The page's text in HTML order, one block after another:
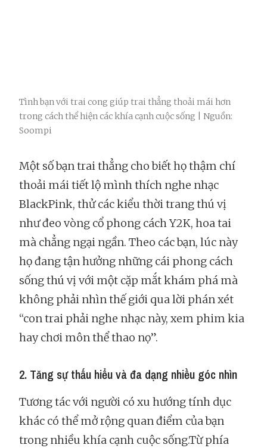
Tình bạn với trai cong giúp trai thẳng thoải mái hơn
trong cách thể hiện các khía cạnh cuộc sống | Nguồn:
Soompi
Một số bạn trai thẳng cho biết họ thậm chí
thoải mái tiết lộ mình thích nghe nhạc
BlackPink, thử các kiểu thời trang thú vị
như đeo vòng cổ phong cách Y2K, hoa tai
mà chẳng ngại ngần. Theo các bạn, lúc này
họ đang tận hưởng những cái phong cách
sống thú vị với một cặp mắt khám phá mà
không phải nhìn thế giới qua lời phán xét
“con trai phải nghe nhạc này, xem phim kia
hay chơi môn thể thao nọ”.
2. Tăng sự thấu hiểu và đa dạng nhiều góc nhìn
Tương tác với người có xu hướng tính dục
khác có thể mở rộng quan điểm của bạn
trong nhiều khía cạnh cuộc sống.Từ phía